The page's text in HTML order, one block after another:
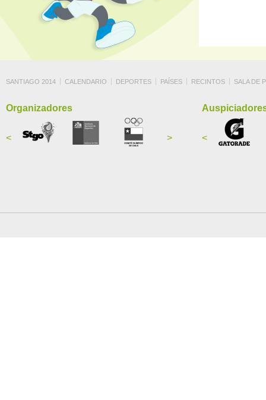
SANTIAGO 2014 CALENDARIO DEPORTES PAÍSES RECINTOS SALA DE
Organizadores
< > <